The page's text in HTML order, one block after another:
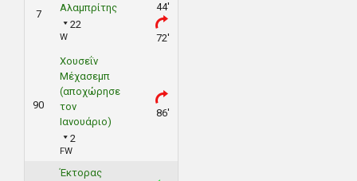
7
Αλαμπρίτης
22
W
44'
72'
90
Χουσεΐν
Μέχασεμπ
(αποχώρησε
τον
Ιανουάριο)
2
FW
86'
Έκτoρας